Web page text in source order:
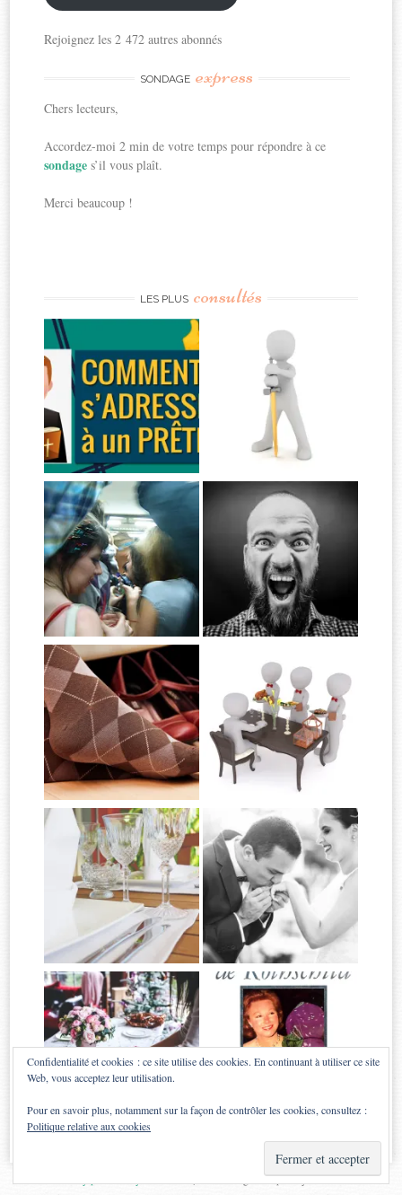
Rejoignez les 2 472 autres abonnés
SONDAGE express
Chers lecteurs,
Accordez-moi 2 min de votre temps pour répondre à ce
sondages’il vous plaît.
Merci beaucoup !
LES PLUS consultés
Theme: Sugar & Spice byWebTuts.
Confidentialité et cookies : ce site utilise des cookies. En continuant à utiliser ce site
Web, vous acceptez leur utilisation.
Pour en savoir plus, notamment sur la façon de contrôler les cookies, consultez :
Politique relative aux cookies